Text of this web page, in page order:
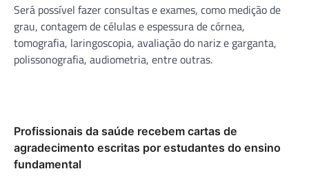
Será possível fazer consultas e exames, como medição de
grau, contagem de células e espessura de córnea,
tomografia, laringoscopia, avaliação do nariz e garganta,
polissonografia, audiometria, entre outras.
Profissionais da saúde recebem cartas de
agradecimento escritas por estudantes do ensino
fundamental